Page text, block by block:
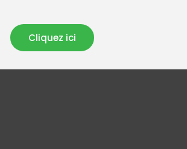
Cliquez ici